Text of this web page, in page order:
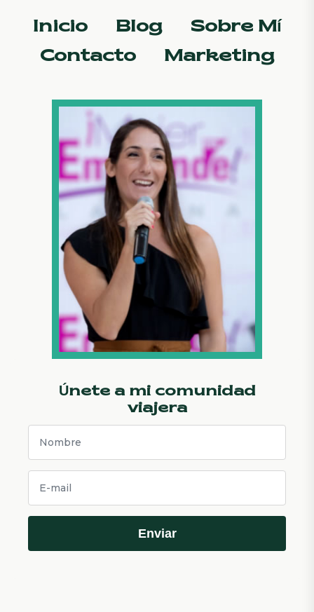
Inicio Blog
Sobre Mí
Contacto
Marketing
Únete a mi comunidad
viajera
Enviar